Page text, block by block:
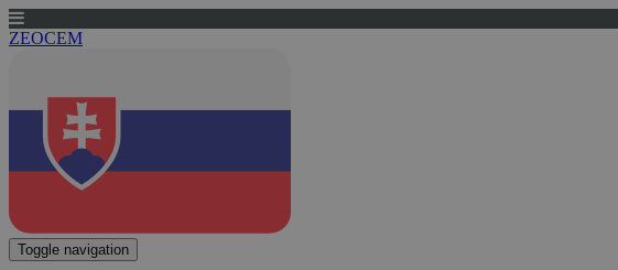
ZEOCEM
Toggle navigation